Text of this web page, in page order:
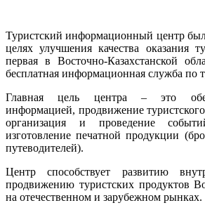
Туристский информационный центр был
целях улучшения качества оказания
первая в Восточно-Казахстанской
бесплатная информационная служба по
Главная цель центра – это
информацией, продвижение
организация и проведение
изготовление печатной продукции
путеводителей).
Центр способствует развитию
продвижению туристских продуктов
на отечественном и зарубежном рынках.